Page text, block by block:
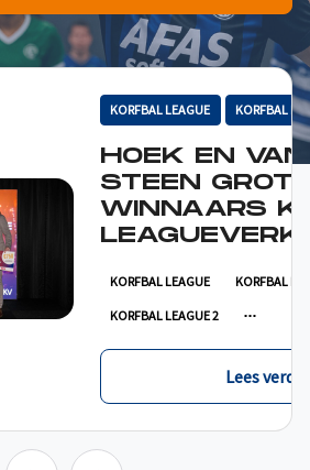
KORFBAL LEAGUE KORFBAL
HOEK EN VAN
STEEN
WINNAARS
KORFBAL LEAGUE KORFBAL
KORFBAL LEAGUE 2
Lees verder